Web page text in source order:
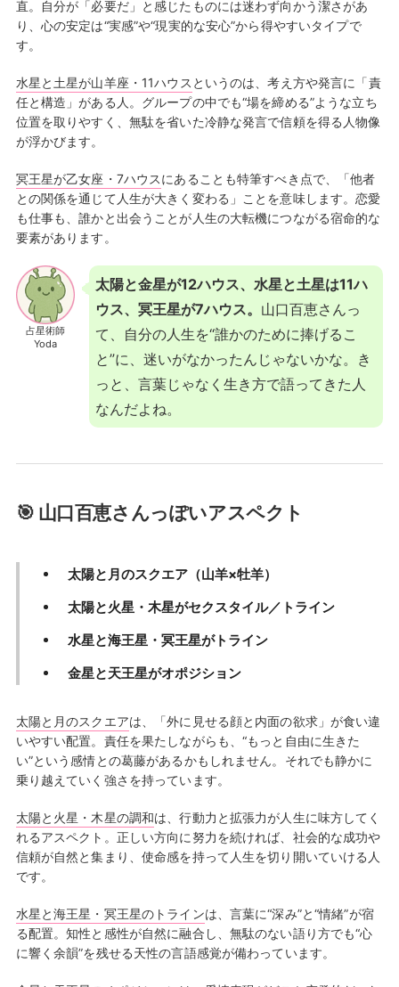
直。自分が「必要だ」と感じたものには迷わず向かう潔さがあ
り、心の安定は“実感”や“現実的な安心”から得やすいタイプで
す。
水星と土星が山羊座・11ハウス というのは、考え方や発言に「責
任と構造」がある人。グループの中でも“場を締める”ような立ち
位置を取りやすく、無駄を省いた冷静な発言で信頼を得る人物像
が浮かびます。
冥王星が乙女座・7ハウスにあることも特筆すべき点で、「他者
との関係を通じて人生が大きく変わる」ことを意味します。恋愛
も仕事も、誰かと出会うことが人生の大転機につながる宿命的な
要素があります。
占星術師
Yoda
太陽と金星が12ハウス、水星と土星は11ハ
ウス、冥王星が7ハウス。 山口百恵さんっ
て、自分の人生を“誰かのために捧げるこ
と”に、迷いがなかったんじゃないかな。き
っと、言葉じゃなく生き方で語ってきた人
なんだよね。
🎯 山口百恵さんっぽいアスペクト
太陽と月のスクエア（山羊×牡羊）
太陽と火星・木星がセクスタイル／トライン
水星と海王星・冥王星がトライン
金星と天王星がオポジション
太陽と月のスクエアは、「外に見せる顔と内面の欲求」が食い違
いやすい配置。責任を果たしながらも、“もっと自由に生きた
い”という感情との葛藤があるかもしれません。それでも静かに
乗り越えていく強さを持っています。
太陽と火星・木星の調和は、行動力と拡張力が人生に味方してく
れるアスペクト。正しい方向に努力を続ければ、社会的な成功や
信頼が自然と集まり、使命感を持って人生を切り開いていける人
です。
水星と海王星・冥王星のトラインは、言葉に“深み”と“情緒”が宿
る配置。知性と感性が自然に融合し、無駄のない語り方でも“心
に響く余韻”を残せる天性の言語感覚が備わっています。